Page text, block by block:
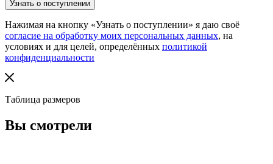
Нажимая на кнопку «Узнать о поступлении» я даю своё
согласие на обработку моих персональных данных, на
условиях и для целей, определённых политикой
конфиденциальности
Таблица размеров
Вы смотрели